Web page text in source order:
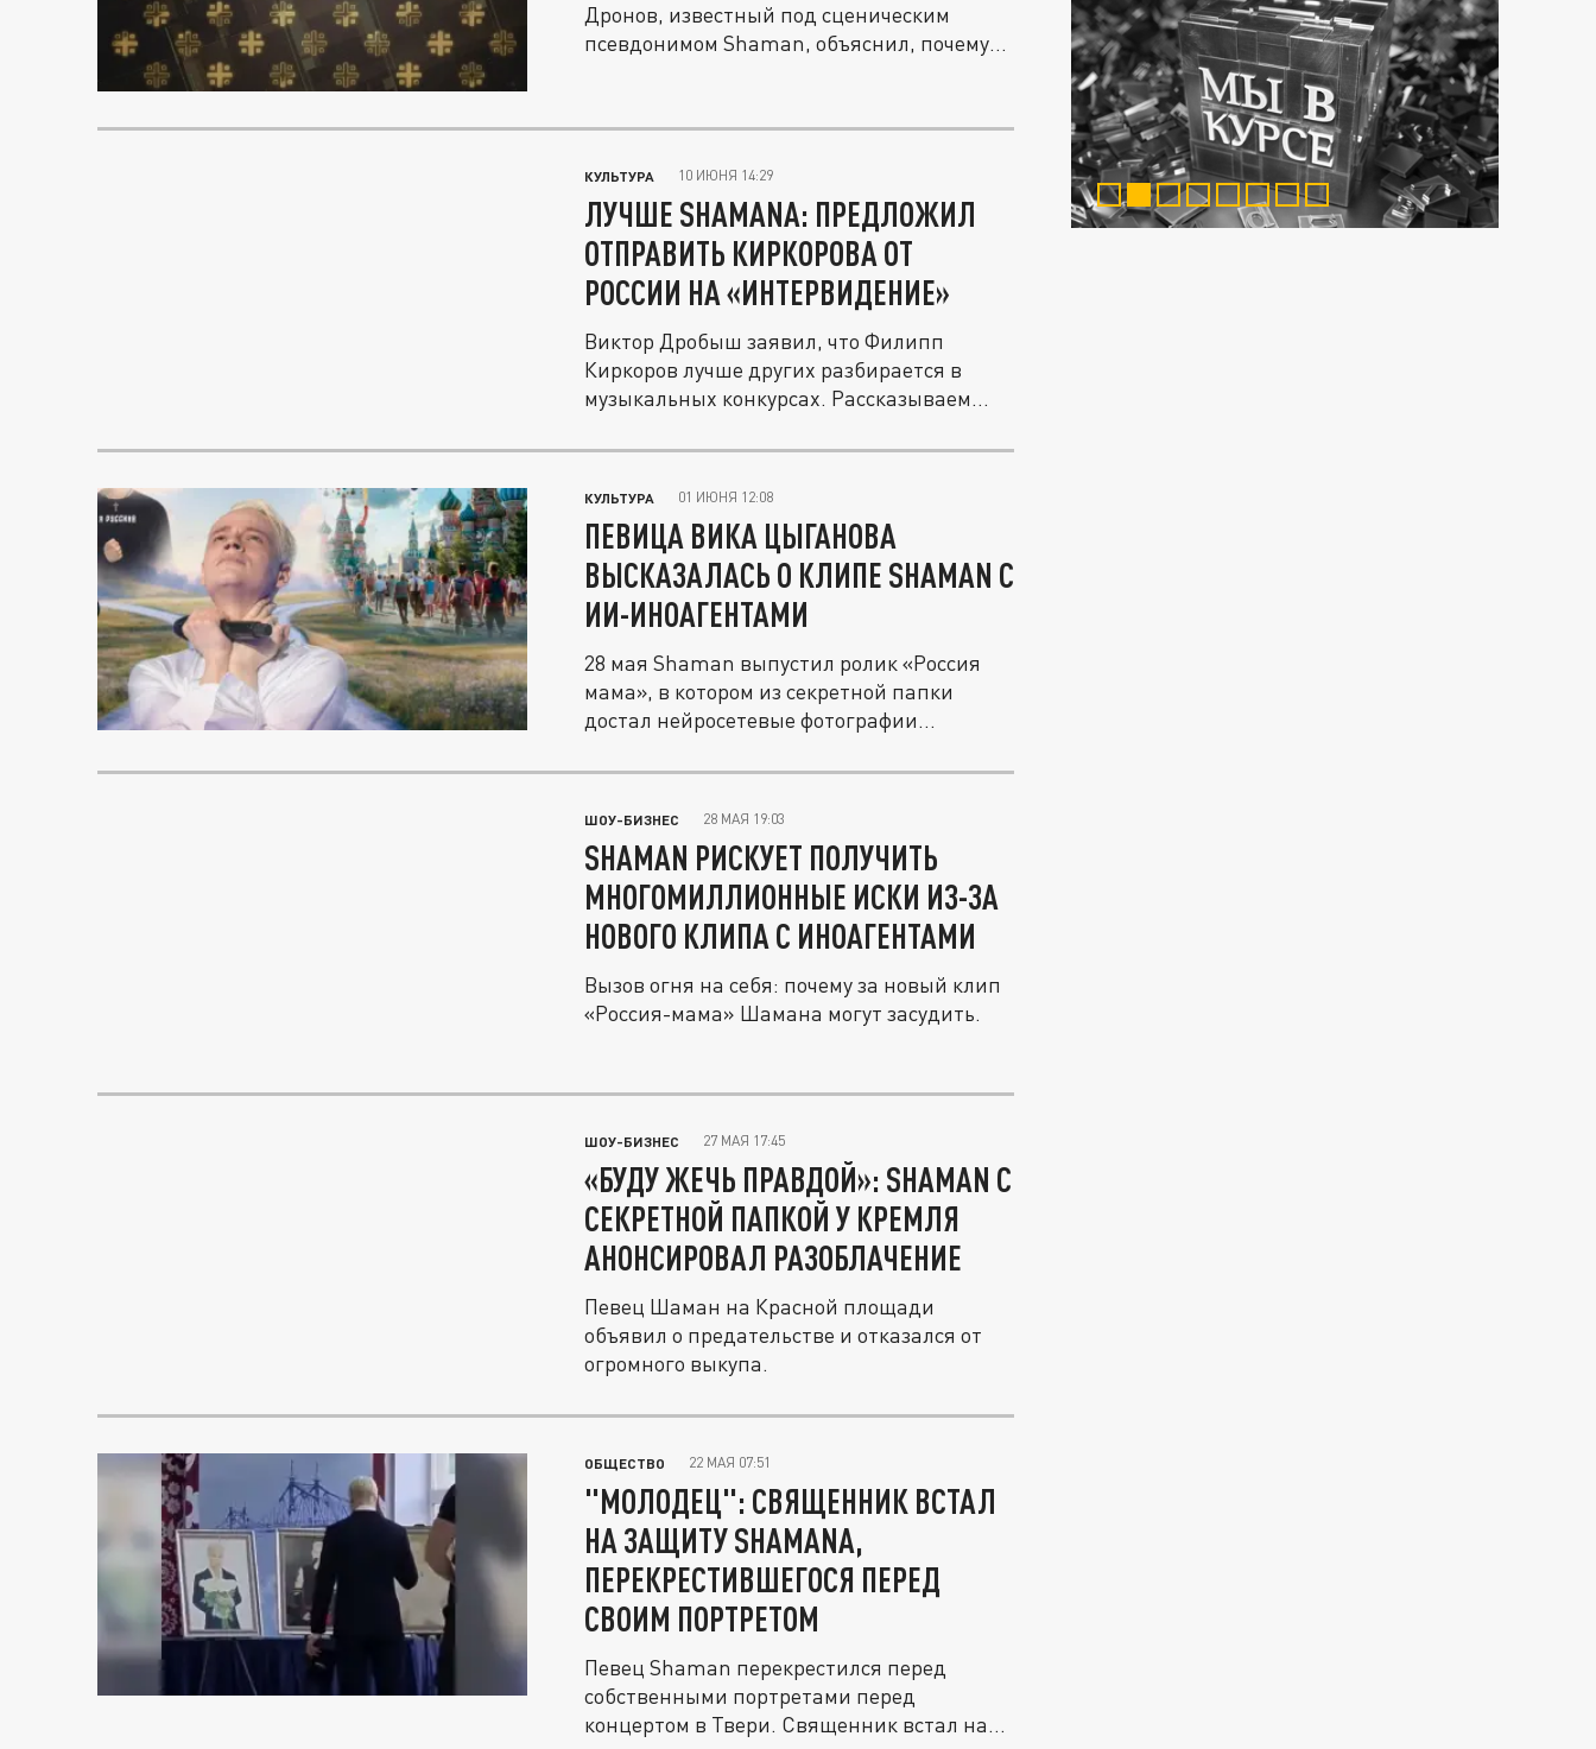
Дронов, известный под сценическим
псевдонимом Shaman, объяснил, почему
КУЛЬТУРА 10 ИЮНЯ 14:29
ЛУЧШЕ SHAMANA: ПРЕДЛОЖИЛ
ОТПРАВИТЬ КИРКОРОВА ОТ
РОССИИ НА «ИНТЕРВИДЕНИЕ»
Виктор Дробыш заявил, что Филипп
Киркоров лучше других разбирается в
музыкальных конкурсах. Рассказываем
КУЛЬТУРА 01 ИЮНЯ 12:08
ПЕВИЦА ВИКА ЦЫГАНОВА
ВЫСКАЗАЛАСЬ О КЛИПЕ SHAMAN С
ИИ-ИНОАГЕНТАМИ
28 мая Shaman выпустил ролик «Россия
мама», в котором из секретной папки
достал нейросетевые фотографии...
ШОУ-БИЗНЕС 28 МАЯ 19:03
SHAMAN РИСКУЕТ ПОЛУЧИТЬ
МНОГОМИЛЛИОННЫЕ ИСКИ ИЗ-ЗА
НОВОГО КЛИПА С ИНОАГЕНТАМИ
Вызов огня на себя: почему за новый клип
«Россия-мама» Шамана могут засудить.
ШОУ-БИЗНЕС 27 МАЯ 17:45
«БУДУ ЖЕЧЬ ПРАВДОЙ»: SHAMAN С
СЕКРЕТНОЙ ПАПКОЙ У КРЕМЛЯ
АНОНСИРОВАЛ РАЗОБЛАЧЕНИЕ
Певец Шаман на Красной площади
объявил о предательстве и отказался от
огромного выкупа.
ОБЩЕСТВО 22 МАЯ 07:51
"МОЛОДЕЦ": СВЯЩЕННИК ВСТАЛ
НА ЗАЩИТУ SHAMANА,
ПЕРЕКРЕСТИВШЕГОСЯ ПЕРЕД
СВОИМ ПОРТРЕТОМ
Певец Shaman перекрестился перед
собственными портретами перед
концертом в Твери. Священник встал на